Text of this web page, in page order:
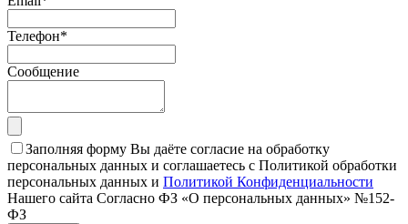
Телефон*
Сообщение
Заполняя форму Вы даёте согласие на обработку
персональных данных и соглашаетесь с Политикой обработки
персональных данных и Политикой Конфиденциальности
Нашего сайта Согласно ФЗ «О персональных данных» №152-
ФЗ